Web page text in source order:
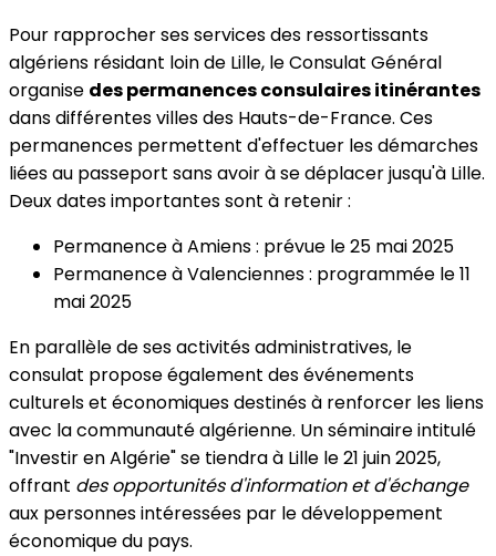
Pour rapprocher ses services des ressortissants
algériens résidant loin de Lille, le Consulat Général
organise des permanences consulaires itinérantes
dans différentes villes des Hauts-de-France. Ces
permanences permettent d'effectuer les démarches
liées au passeport sans avoir à se déplacer jusqu'à Lille.
Deux dates importantes sont à retenir :
Permanence à Amiens : prévue le 25 mai 2025
Permanence à Valenciennes : programmée le 11
mai 2025
En parallèle de ses activités administratives, le
consulat propose également des événements
culturels et économiques destinés à renforcer les liens
avec la communauté algérienne. Un séminaire intitulé
"Investir en Algérie" se tiendra à Lille le 21 juin 2025,
offrant des opportunités d'information et d'échange
aux personnes intéressées par le développement
économique du pays.